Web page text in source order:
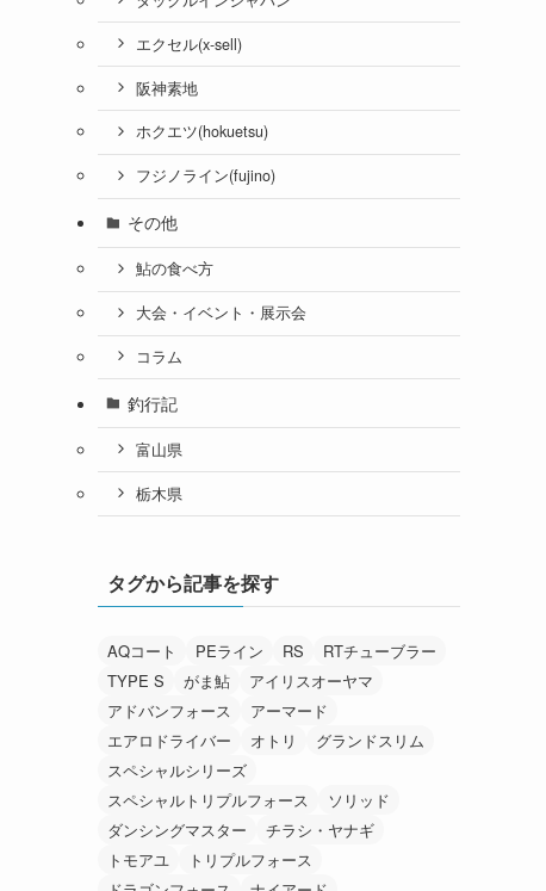
エクセル(x-sell)
阪神素地
ホクエツ(hokuetsu)
フジノライン(fujino)
その他
鮎の食べ方
大会・イベント・展示会
コラム
釣行記
富山県
栃木県
タグから記事を探す
AQコート PEライン RS
RTチューブラー
TYPE S
がま鮎
アイリスオーヤマ
アドバンフォース
アーマード
エアロドライバー
オトリ
グランドスリム
スペシャルシリーズ
スペシャルトリプルフォース
ソリッド
ダンシングマスター
チラシ・ヤナギ
トモアユ
トリプルフォース